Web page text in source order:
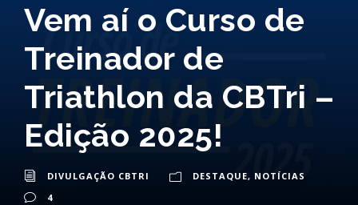
Vem aí o Curso de
Treinador de
Triathlon da CBTri –
Edição 2025!
DIVULGAÇÃO CBTRI DESTAQUE, NOTÍCIAS
4